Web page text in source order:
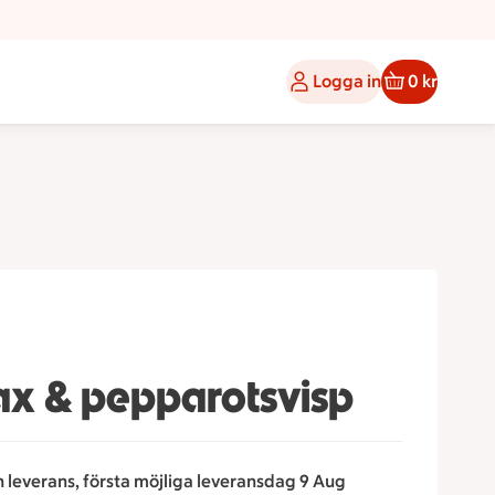
Logga in 0 kr
& pepparotsvisp
första möjliga leveransdag 9 Aug